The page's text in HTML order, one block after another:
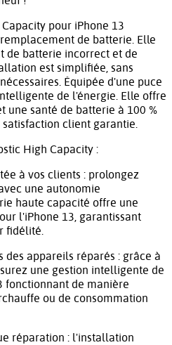
pour iPhone 13
de batterie. Elle
de batterie incorrect et de
est simplifiée, sans
Équipée d'une puce
de l'énergie. Elle offre
une santé de batterie à 100 %
client garantie.
High Capacity :
à vos clients : prolongez
une autonomie
haute capacité offre une
l'iPhone 13, garantissant
fidélité.
des appareils réparés : grâce à
une gestion intelligente de
fonctionnant de manière
ou de consommation
réparation : l'installation